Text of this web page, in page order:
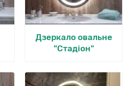
Дзеркало овальне
"Стадіон"